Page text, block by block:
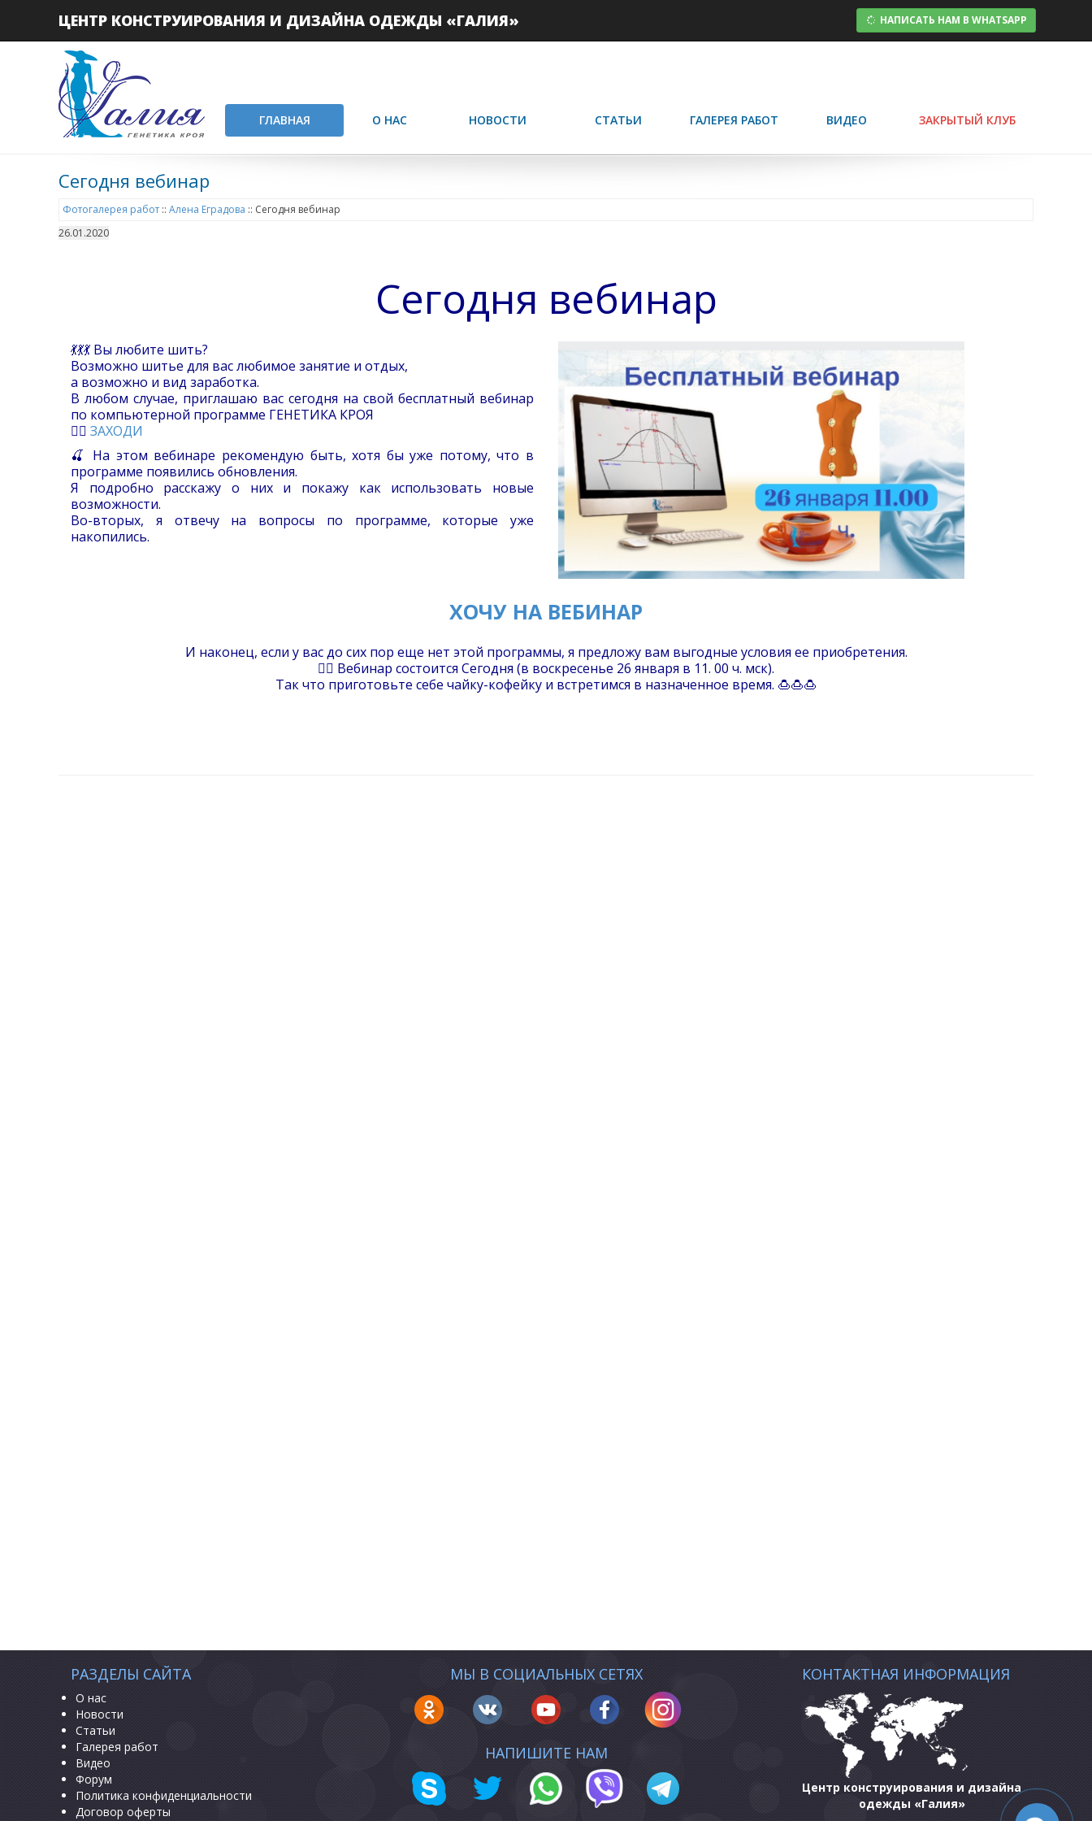
ЦЕНТР КОНСТРУИРОВАНИЯ И ДИЗАЙНА ОДЕЖДЫ «ГАЛИЯ» НАПИСАТЬ НАМ В WHATSAPP
ГЛАВНАЯ О НАС НОВОСТИ СТАТЬИ ГАЛЕРЕЯ РАБОТ ВИДЕО ЗАКРЫТЫЙ КЛУБ
Сегодня вебинар
Фотогалерея работ :: Алена Еградова :: Сегодня вебинар
26.01.2020
Сегодня вебинар
💃💃💃 Вы любите шить?
Возможно шитье для вас любимое занятие и отдых,
а возможно и вид заработка.
В любом случае, приглашаю вас сегодня на свой бесплатный вебинар
по компьютерной программе ГЕНЕТИКА КРОЯ
👉🏻 ЗАХОДИ
🍒 На этом вебинаре рекомендую быть, хотя бы уже потому, что в
программе появились обновления.
Я подробно расскажу о них и покажу как использовать новые
возможности.
Во-вторых, я отвечу на вопросы по программе, которые уже
накопились.
ХОЧУ НА ВЕБИНАР
И наконец, если у вас до сих пор еще нет этой программы, я предложу вам выгодные условия ее приобретения.
☝🏻 Вебинар состоится Сегодня (в воскресенье 26 января в 11. 00 ч. мск).
Так что приготовьте себе чайку-кофейку и встретимся в назначенное время. 🍮🍮🍮
РАЗДЕЛЫ САЙТА
О нас
Новости
Статьи
Галерея работ
Видео
Форум
Политика конфиденциальности
Договор оферты
МЫ В СОЦИАЛЬНЫХ СЕТЯХ
НАПИШИТЕ НАМ
КОНТАКТНАЯ ИНФОРМАЦИЯ
Центр конструирования и дизайна
одежды «Галия»